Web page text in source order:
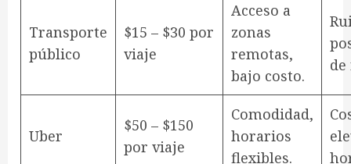
Transporte
público
$15 – $30 por
viaje
Acceso a
zonas
remotas,
bajo costo.
Uber
$50 – $150
por viaje
Comodidad,
horarios
flexibles.